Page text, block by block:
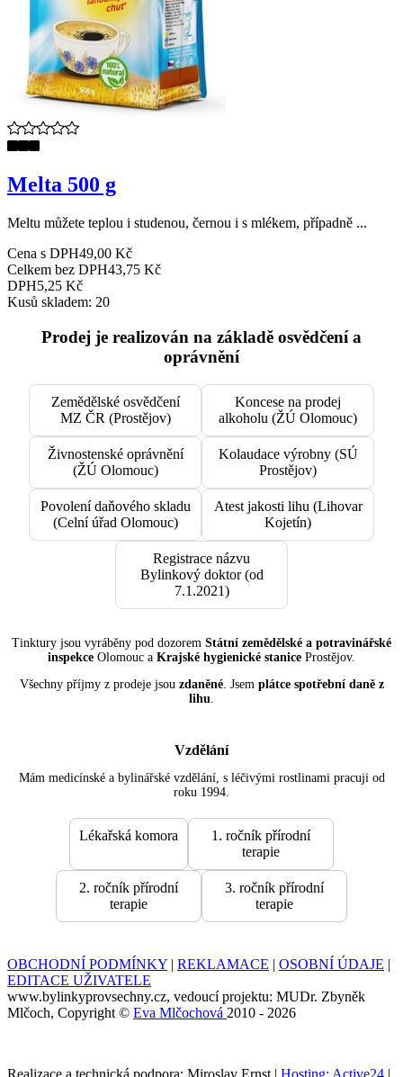
Melta 500 g
Meltu můžete teplou i studenou, černou i s mlékem, případně ...
Cena s DPH49,00 Kč
Celkem bez DPH43,75 Kč
DPH5,25 Kč
Kusů skladem: 20
Prodej je realizován na základě osvědčení a
oprávnění
Zemědělské osvědčení
MZ ČR (Prostějov)
Koncese na prodej
alkoholu (ŽÚ Olomouc)
Živnostenské oprávnění
(ŽÚ Olomouc)
Kolaudace výrobny (SÚ
Prostějov)
Povolení daňového skladu
(Celní úřad Olomouc)
Atest jakosti lihu (Lihovar
Kojetín)
Registrace názvu
Bylinkový doktor (od
7.1.2021)
Tinktury jsou vyráběny pod dozorem Státní zemědělské a potravinářské
inspekce Olomouc a Krajské hygienické stanice Prostějov.
Všechny příjmy z prodeje jsou zdaněné. Jsem plátce spotřební daně z
lihu
Vzdělání
Mám medicínské a bylinářské vzdělání, s léčivými rostlinami pracuji od
roku 1994.
Lékařská komora
1. ročník přírodní
terapie
2. ročník přírodní
terapie
3. ročník přírodní
terapie
OBCHODNÍ PODMÍNKY | REKLAMACE | OSOBNÍ ÚDAJE |
EDITACE UŽIVATELE
www.bylinkyprovsechny.cz, vedoucí projektu: MUDr. Zbyněk
Mlčoch, Copyright © Eva Mlčochová 2010 - 2026
Realizace a technická podpora: Miroslav Ernst | Hosting: Active24 |